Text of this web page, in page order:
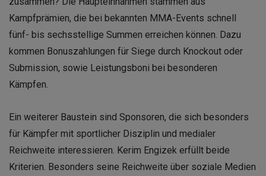
Kampfprämien, die bei bekannten MMA-Events schnell
fünf- bis sechsstellige Summen erreichen können. Dazu
kommen Bonuszahlungen für Siege durch Knockout oder
Submission, sowie Leistungsboni bei besonderen
Kämpfen.
Ein weiterer Baustein sind Sponsoren, die sich besonders
für Kämpfer mit sportlicher Disziplin und medialer
Reichweite interessieren. Kerim Engizek erfüllt beide
Kriterien. Besonders seine Reichweite über soziale Medien